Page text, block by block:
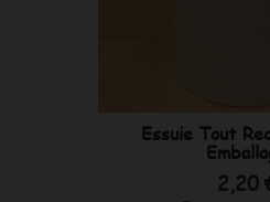
Essuie Tout
Prix
2,20